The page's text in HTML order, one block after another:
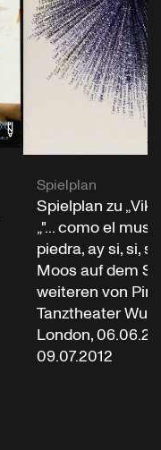
Spielplan
Spielplan zu
„"... como el
piedra, ay si, si, si
Moos auf dem
weiteren von
Tanztheater
London,
09.07.2012